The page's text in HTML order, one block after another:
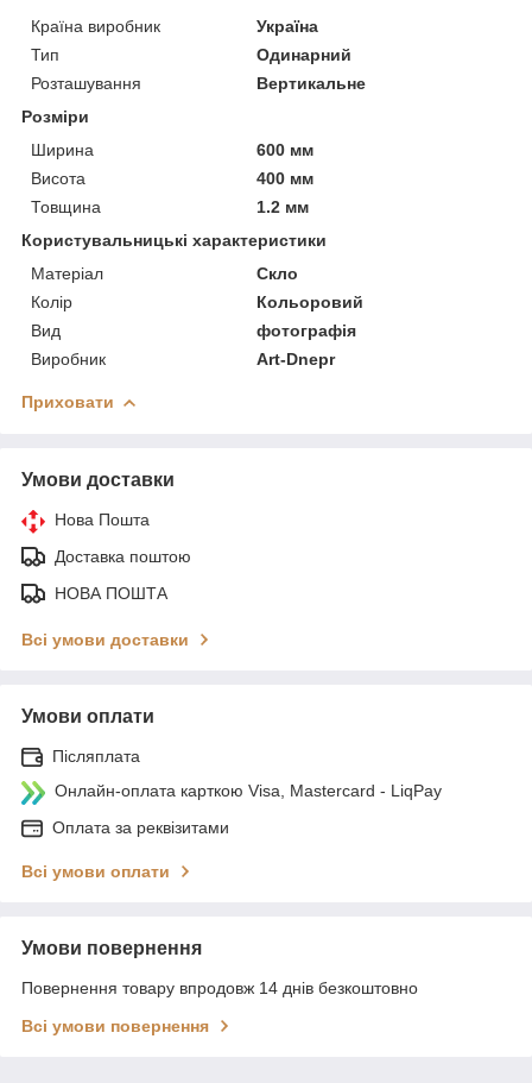
Країна виробник
Україна
Тип
Одинарний
Розташування
Вертикальне
Розміри
Ширина
600 мм
Висота
400 мм
Товщина
1.2 мм
Користувальницькі характеристики
Матеріал
Скло
Колір
Кольоровий
Вид
фотографія
Виробник
Art-Dnepr
Приховати
Умови доставки
Нова Пошта
Доставка поштою
НОВА ПОШТА
Всі умови доставки
Умови оплати
Післяплата
Онлайн-оплата карткою Visa, Mastercard - LiqPay
Оплата за реквізитами
Всі умови оплати
Умови повернення
Повернення товару впродовж 14 днів безкоштовно
Всі умови повернення